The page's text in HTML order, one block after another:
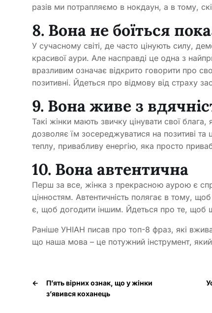
разів ми потрапляємо в нокдаун, а в тому,
8. Вона не боїться
У сучасному світі, де часто цінують силу,
красивої аури. Але насправді це одна з
вразливим означає відкрито говорити про
позитивні. Йдеться про відмову від страху
9. Вона живе з
Такі жінки мають звичку цінувати свої
дозволяє їм зосереджуватися на позитиві
теплу, привабливу енергію, яка просто
10. Вона автентична
Перш за все, жінка з прекрасною аурою є
цінностям. Автентичність полягає в тому,
є, щоб догодити іншим. Йдеться про те, щоб
Раніше УНІАН писав про топ-8 фраз, які
що наша мова – це потужний інструмент,
←
П’ять вірних ознак, що у жінки
з’явився коханець